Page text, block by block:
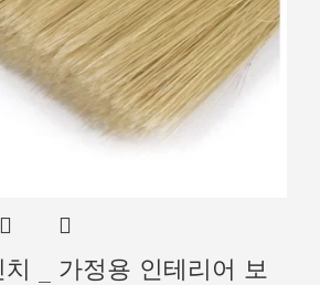
_ 가정용 인테리어 보